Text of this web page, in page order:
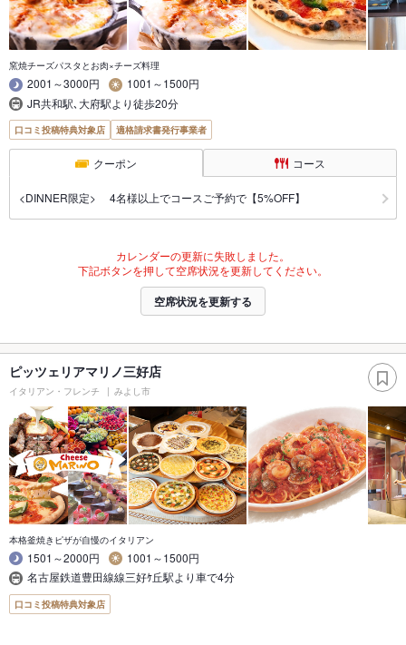
窯焼チーズパスタとお肉×チーズ料理
2001～3000円
1001～1500円
JR共和駅､大府駅より徒歩20分
口コミ投稿特典対象店 適格請求書発行事業者
クーポン コース
<DINNER限定> 4名様以上でコースご予約で【5%OFF】
カレンダーの更新に失敗しました。
下記ボタンを押して空席状況を更新してください。
空席状況を更新する
ピッツェリアマリノ三好店
イタリアン・フレンチ みよし市
本格釜焼きピザが自慢のイタリアン
1501～2000円
1001～1500円
名古屋鉄道豊田線線三好ｹ丘駅より車で4分
口コミ投稿特典対象店